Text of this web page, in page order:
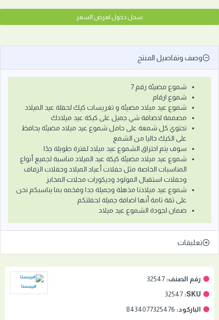
رقم الصنف: 32547
SKU:
32547
الباركود: 8434077325476
فييستا
سجل دخول لعرض السعر
وصف وتفاصيل المنتج
شموع مضيئة رقم 7
شموع ارقام
شموع عيد ميلاد مضيئة و تغريسات كيك لحفلة عيد الميلاد
مصممة لاضافة شي جميل على كيكة عيد ميلادك
تحتوي كل شمعة على حامل شموع عيد ميلاد مضيئة يحافظ
على الكيك خاليا من الشمع
سوف يتم احتراق الشموع عيد ميلاد لفترة طويلة جدًا
شموع عيد ميلاد مضيئة كيكة عيد الميلاد مناسبة لجميع أنواع
المناسبات الخاصة مثل حفلات أعياد الميلاد وحفلات الزفاف
وحفلات استقبال المولود وديكورات محلات المخابز
شموع عيد ميلادنا مذهلة وجميلة جدا وفخمه بما يناسبكم نحن
على ثقة تامة أنها اضافة جميلة لحفلتكم
ضمان لجودة الشموع عيد ميلاد
تعليقات